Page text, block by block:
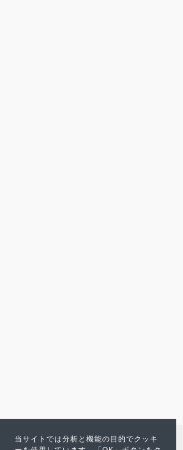
当サイトでは分析と機能の目的でクッキ